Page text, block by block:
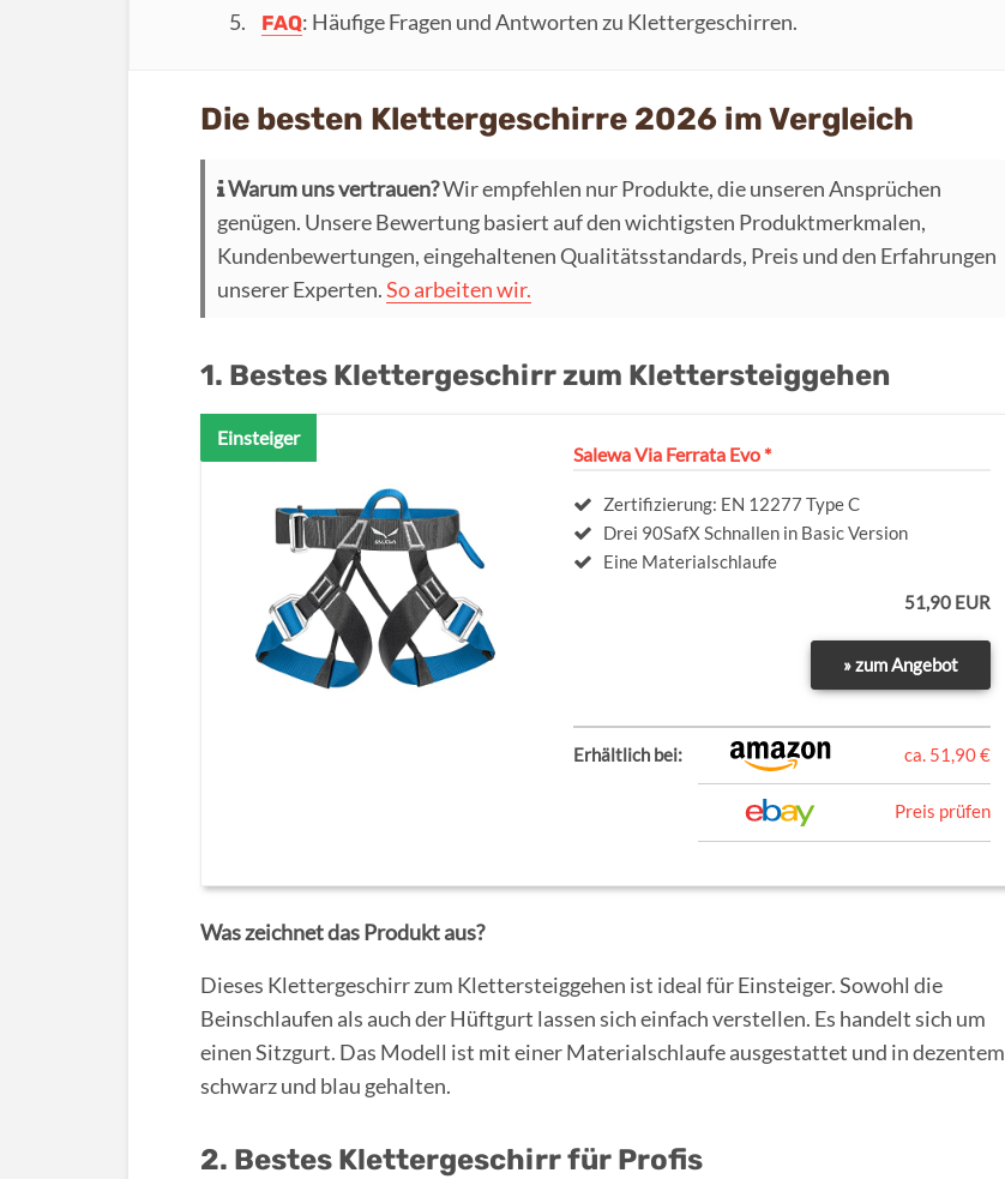
FAQ: Häufige Fragen und Antworten zu Klettergeschirren.
Die besten Klettergeschirre 2026 im Vergleich
Warum uns vertrauen?Wir empfehlen nur Produkte, die unseren Ansprüchen
genügen. Unsere Bewertung basiert auf den wichtigsten Produktmerkmalen,
Kundenbewertungen, eingehaltenen Qualitätsstandards, Preis und den Erfahrungen
unserer Experten.So arbeiten wir.
1. Bestes Klettergeschirr zum Klettersteiggehen
Einsteiger
Salewa Via Ferrata Evo *
Zertifizierung: EN 12277 Type C
Drei 90SafX Schnallen in Basic Version
Eine Materialschlaufe
51,90 EUR
» zum Angebot
Erhältlich bei: ca. 51,90 €
Preis prüfen
Was zeichnet das Produkt aus?
Dieses Klettergeschirr zum Klettersteiggehen ist ideal für Einsteiger. Sowohl die
Beinschlaufen als auch der Hüftgurt lassen sich einfach verstellen. Es handelt sich um
einen Sitzgurt. Das Modell ist mit einer Materialschlaufe ausgestattet und in dezentem
schwarz und blau gehalten.
2. Bestes Klettergeschirr für Profis